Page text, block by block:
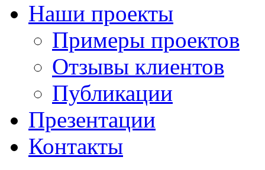
Наши проекты
Примеры проектов
Отзывы клиентов
Публикации
Презентации
Контакты